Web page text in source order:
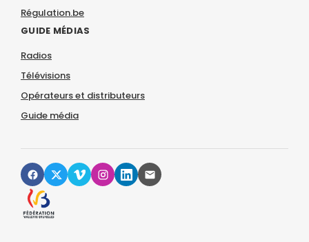
Régulation.be
GUIDE MÉDIAS
Radios
Télévisions
Opérateurs et distributeurs
Guide média